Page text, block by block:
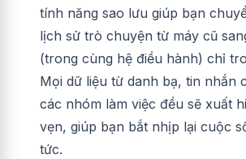
tính năng sao lưu giúp bạn
lịch sử trò chuyện từ máy cũ
(trong cùng hệ điều hành) chỉ
Mọi dữ liệu từ danh bạ, tin nhắn
các nhóm làm việc đều sẽ xuất
vẹn, giúp bạn bắt nhịp lại cuộc
tức.